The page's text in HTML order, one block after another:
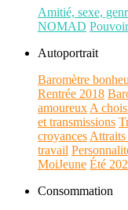
Amitié, sexe,
NOMAD
Autoportrait
Baromètre
Rentrée 2018
amoureux A
et transmissions
croyances
travail
MoiJeune Été
Consommation